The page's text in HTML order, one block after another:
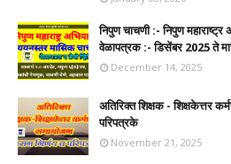
निपुण चाचणी :- निपुण
वेळापत्रक :- डिसेंबर 2025 ते
December 14, 2025
अतिरिक्त शिक्षक - शिक्षकेत्तर
परिपत्रके
November 21, 2025